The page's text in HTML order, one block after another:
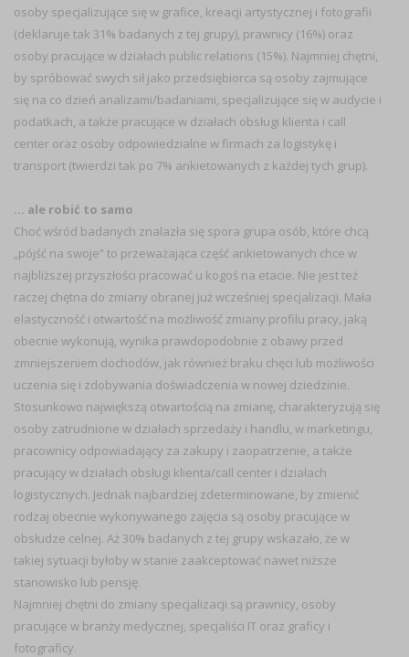
osoby specjalizujące się w grafice, kreacji artystycznej i fotografii
(deklaruje tak 31% badanych z tej grupy), prawnicy (16%) oraz
osoby pracujące w działach public relations (15%). Najmniej chętni,
by spróbować swych sił jako przedsiębiorca są osoby zajmujące
się na co dzień analizami/badaniami, specjalizujące się w audycie i
podatkach, a także pracujące w działach obsługi klienta i call
center oraz osoby odpowiedzialne w firmach za logistykę i
transport (twierdzi tak po 7% ankietowanych z każdej tych grup).
… ale robić to samo
Choć wśród badanych znalazła się spora grupa osób, które chcą
„pójść na swoje” to przeważająca część ankietowanych chce w
najbliższej przyszłości pracować u kogoś na etacie. Nie jest też
raczej chętna do zmiany obranej już wcześniej specjalizacji. Mała
elastyczność i otwartość na możliwość zmiany profilu pracy, jaką
obecnie wykonują, wynika prawdopodobnie z obawy przed
zmniejszeniem dochodów, jak również braku chęci lub możliwości
uczenia się i zdobywania doświadczenia w nowej dziedzinie.
Stosunkowo największą otwartością na zmianę, charakteryzują się
osoby zatrudnione w działach sprzedaży i handlu, w marketingu,
pracownicy odpowiadający za zakupy i zaopatrzenie, a także
pracujący w działach obsługi klienta/call center i działach
logistycznych. Jednak najbardziej zdeterminowane, by zmienić
rodzaj obecnie wykonywanego zajęcia są osoby pracujące w
obsłudze celnej. Aż 30% badanych z tej grupy wskazało, że w
takiej sytuacji byłoby w stanie zaakceptować nawet niższe
stanowisko lub pensję.
Najmniej chętni do zmiany specjalizacji są prawnicy, osoby
pracujące w branży medycznej, specjaliści IT oraz graficy i
fotograficy.